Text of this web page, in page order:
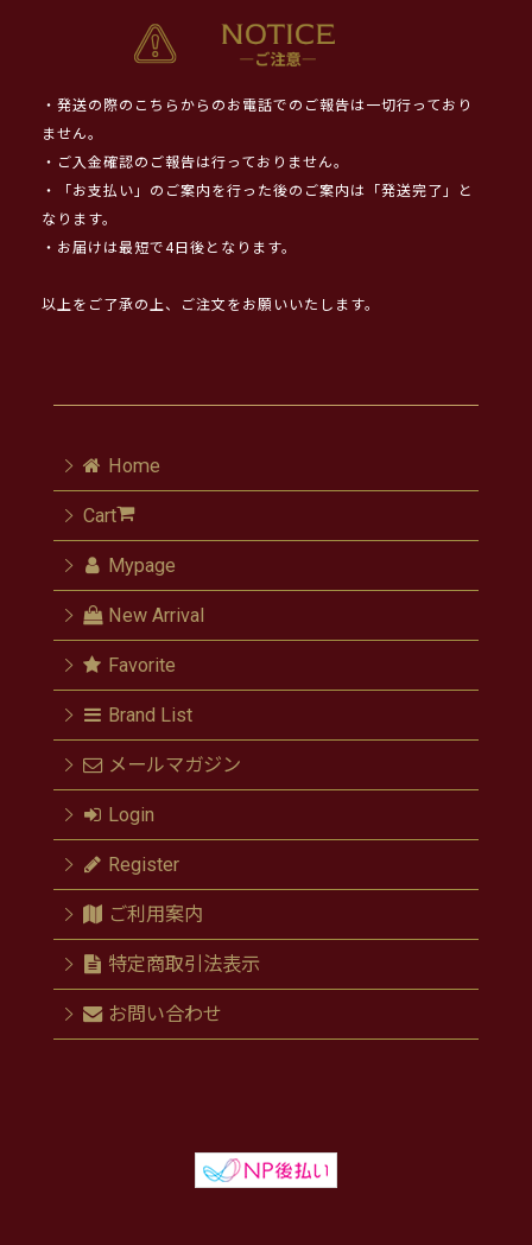
・発送の際のこちらからのお電話でのご報告は一切行っており
ません。
・ご入金確認のご報告は行っておりません。
・「お支払い」のご案内を行った後のご案内は「発送完了」と
なります。
・お届けは最短で4日後となります。
以上をご了承の上、ご注文をお願いいたします。
Home
Cart
Mypage
New Arrival
Favorite
Brand List
メールマガジン
Login
Register
ご利用案内
特定商取引法表示
お問い合わせ